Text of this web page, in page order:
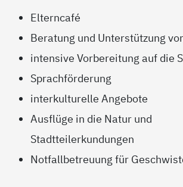
Elterncafé
Beratung und Unterstützung
intensive Vorbereitung auf die
Sprachförderung
interkulturelle Angebote
Ausflüge in die Natur und
Stadtteilerkundungen
Notfallbetreuung für